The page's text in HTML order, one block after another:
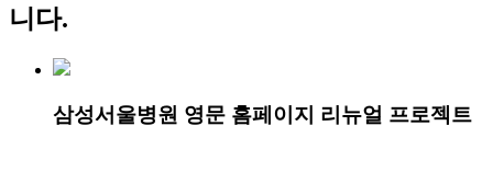
니다.
삼성서울병원 영문 홈페이지 리뉴얼 프로젝트